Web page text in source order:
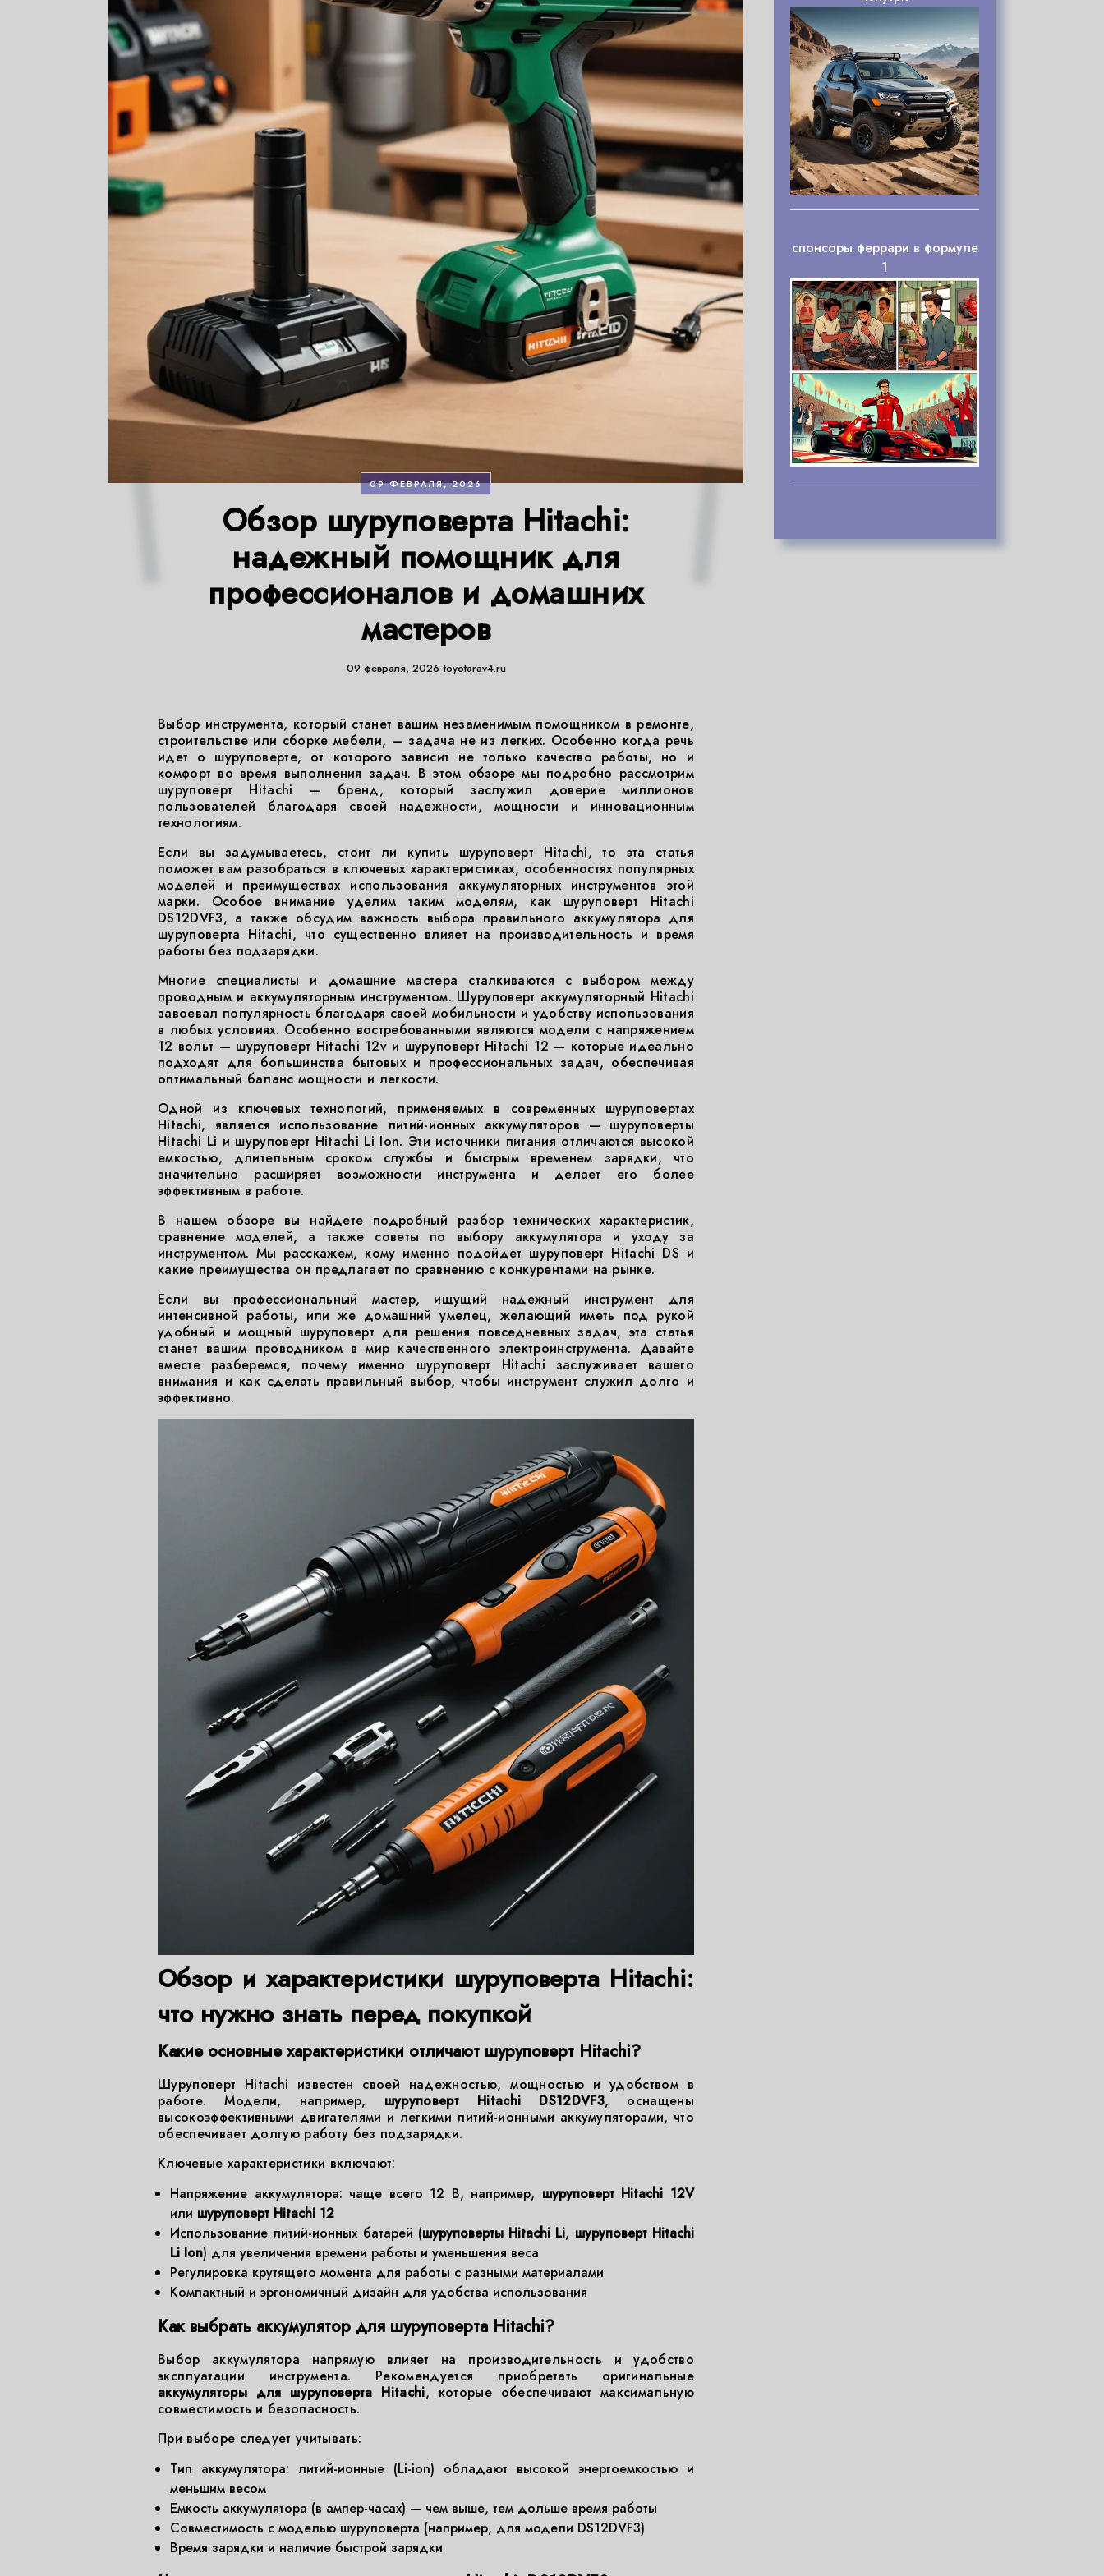
09 ФЕВРАЛЯ, 2026
Обзор шуруповерта Hitachi:
надежный помощник для
профессионалов и домашних
мастеров
09 февраля, 2026 toyotarav4.ru
Выбор инструмента, который станет вашим незаменимым помощником в ремонте,
строительстве или сборке мебели, — задача не из легких. Особенно когда речь
идет о шуруповерте, от которого зависит не только качество работы, но и
комфорт во время выполнения задач. В этом обзоре мы подробно рассмотрим
шуруповерт Hitachi — бренд, который заслужил доверие миллионов
пользователей благодаря своей надежности, мощности и инновационным
технологиям.
Если вы задумываетесь, стоит ли купить шуруповерт Hitachi, то эта статья
поможет вам разобраться в ключевых характеристиках, особенностях популярных
моделей и преимуществах использования аккумуляторных инструментов этой
марки. Особое внимание уделим таким моделям, как шуруповерт Hitachi
DS12DVF3, а также обсудим важность выбора правильного аккумулятора для
шуруповерта Hitachi, что существенно влияет на производительность и время
работы без подзарядки.
Многие специалисты и домашние мастера сталкиваются с выбором между
проводным и аккумуляторным инструментом. Шуруповерт аккумуляторный Hitachi
завоевал популярность благодаря своей мобильности и удобству использования
в любых условиях. Особенно востребованными являются модели с напряжением
12 вольт — шуруповерт Hitachi 12v и шуруповерт Hitachi 12 — которые идеально
подходят для большинства бытовых и профессиональных задач, обеспечивая
оптимальный баланс мощности и легкости.
Одной из ключевых технологий, применяемых в современных шуруповертах
Hitachi, является использование литий-ионных аккумуляторов — шуруповерты
Hitachi Li и шуруповерт Hitachi Li Ion. Эти источники питания отличаются высокой
емкостью, длительным сроком службы и быстрым временем зарядки, что
значительно расширяет возможности инструмента и делает его более
эффективным в работе.
В нашем обзоре вы найдете подробный разбор технических характеристик,
сравнение моделей, а также советы по выбору аккумулятора и уходу за
инструментом. Мы расскажем, кому именно подойдет шуруповерт Hitachi DS и
какие преимущества он предлагает по сравнению с конкурентами на рынке.
Если вы профессиональный мастер, ищущий надежный инструмент для
интенсивной работы, или же домашний умелец, желающий иметь под рукой
удобный и мощный шуруповерт для решения повседневных задач, эта статья
станет вашим проводником в мир качественного электроинструмента. Давайте
вместе разберемся, почему именно шуруповерт Hitachi заслуживает вашего
внимания и как сделать правильный выбор, чтобы инструмент служил долго и
эффективно.
Обзор и характеристики шуруповерта Hitachi:
что нужно знать перед покупкой
Какие основные характеристики отличают шуруповерт Hitachi?
Шуруповерт Hitachi известен своей надежностью, мощностью и удобством в
работе. Модели, например, шуруповерт Hitachi DS12DVF3, оснащены
высокоэффективными двигателями и легкими литий-ионными аккумуляторами, что
обеспечивает долгую работу без подзарядки.
Ключевые характеристики включают:
Напряжение аккумулятора: чаще всего 12 В, например, шуруповерт Hitachi 12V
или шуруповерт Hitachi 12
Использование литий-ионных батарей (шуруповерты Hitachi Li, шуруповерт Hitachi
Li Ion) для увеличения времени работы и уменьшения веса
Регулировка крутящего момента для работы с разными материалами
Компактный и эргономичный дизайн для удобства использования
Как выбрать аккумулятор для шуруповерта Hitachi?
Выбор аккумулятора напрямую влияет на производительность и удобство
эксплуатации инструмента. Рекомендуется приобретать оригинальные
аккумуляторы для шуруповерта Hitachi, которые обеспечивают максимальную
совместимость и безопасность.
При выборе следует учитывать:
Тип аккумулятора: литий-ионные (Li-ion) обладают высокой энергоемкостью и
меньшим весом
Емкость аккумулятора (в ампер-часах) — чем выше, тем дольше время работы
Совместимость с моделью шуруповерта (например, для модели DS12DVF3)
Время зарядки и наличие быстрой зарядки
спонсоры феррари в формуле
1